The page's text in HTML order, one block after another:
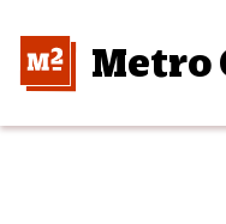
Metro